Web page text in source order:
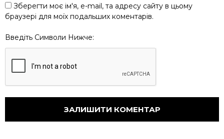
Зберегти моє ім'я, e-mail, та адресу сайту в цьому
браузері для моїх подальших коментарів.
Введіть Символи Нижче: